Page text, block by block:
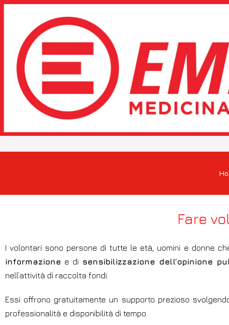
Fare
I volontari sono persone di tutte le età, uomini e donne
informazione e di sensibilizzazione dell’opinione
nell’attività di raccolta fondi.
Essi offrono gratuitamente un supporto prezioso
professionalità e disponibilità di tempo.